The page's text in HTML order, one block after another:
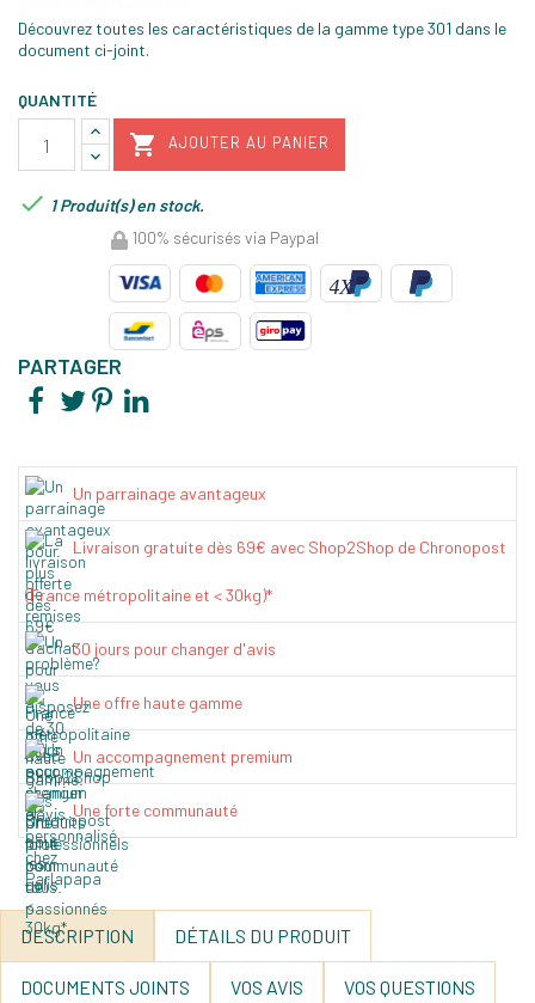
Découvrez toutes les caractéristiques de la gamme type 301 dans le
document ci-joint.
QUANTITÉ
 AJOUTER AU PANIER
 1 Produit(s) en stock.
100% sécurisés via Paypal
PARTAGER
Un parrainage avantageux
Livraison gratuite dès 69€ avec Shop2Shop de Chronopost
(France métropolitaine et < 30kg)*
30 jours pour changer d'avis
Une offre haute gamme
Un accompagnement premium
Une forte communauté
DESCRIPTION DÉTAILS DU PRODUIT
DOCUMENTS JOINTS VOS AVIS VOS QUESTIONS